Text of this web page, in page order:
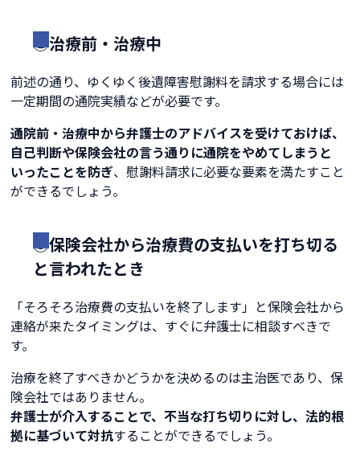
②治療前・治療中
前述の通り、ゆくゆく後遺障害慰謝料を請求する場合には
一定期間の通院実績などが必要です。
通院前・治療中から弁護士のアドバイスを受けておけば、
自己判断や保険会社の言う通りに通院をやめてしまうと
いったことを防ぎ、慰謝料請求に必要な要素を満たすこと
ができるでしょう。
③保険会社から治療費の支払いを打ち切る
と言われたとき
「そろそろ治療費の支払いを終了します」と保険会社から
連絡が来たタイミングは、すぐに弁護士に相談すべきで
す。
治療を終了すべきかどうかを決めるのは主治医であり、保
険会社ではありません。
弁護士が介入することで、不当な打ち切りに対し、法的根
拠に基づいて対抗することができるでしょう。